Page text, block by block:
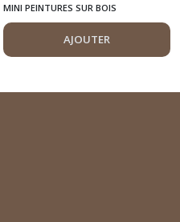
MINI PEINTURES SUR BOIS
AJOUTER